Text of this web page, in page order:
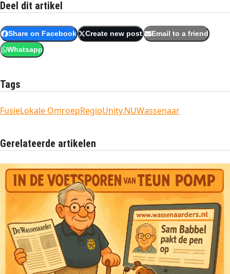
Deel dit artikel
Share on Facebook Create new post Email to a friend
Whatsapp
Tags
FusieLokale OmroepRegioUnity.NUWassenaar
Gerelateerde artikelen